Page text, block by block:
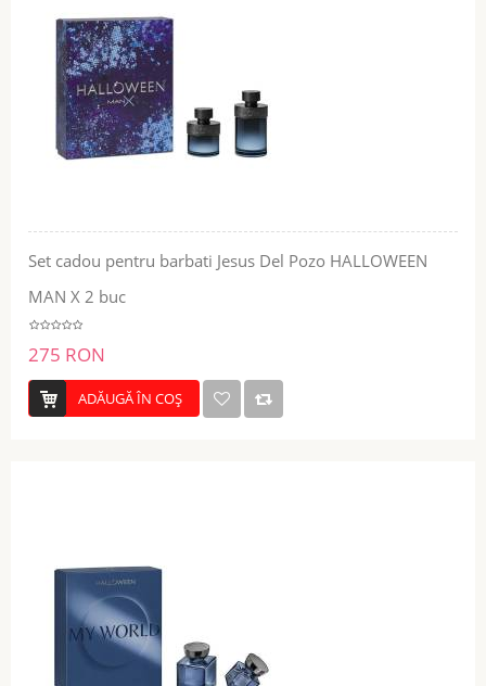
Set cadou pentru barbati Jesus Del Pozo HALLOWEEN
MAN X 2 buc
275 RON
ADĂUGĂ ÎN COŞ